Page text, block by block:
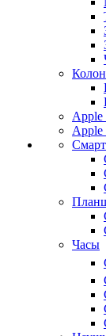
Apple
Часы